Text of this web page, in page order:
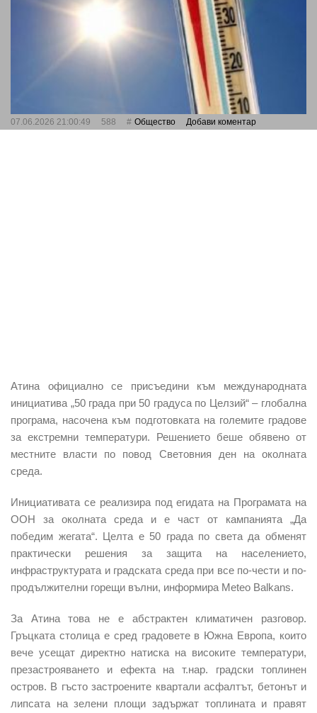
07.06.2026 21:00:49 588 Общество Добави коментар
Атина официално се присъедини към международната
инициатива „50 града при 50 градуса по Целзий“ – глобална
програма, насочена към подготовката на големите градове
за екстремни температури. Решението беше обявено от
местните власти по повод Световния ден на околната
среда.
Инициативата се реализира под егидата на Програмата на
ООН за околната среда и е част от кампанията „Да
победим жегата“. Целта е 50 града по света да обменят
практически решения за защита на населението,
инфраструктурата и градската среда при все по-чести и по-
продължителни горещи вълни, информира Meteo Balkans.
За Атина това не е абстрактен климатичен разговор.
Гръцката столица е сред градовете в Южна Европа, които
вече усещат директно натиска на високите температури,
презастрояването и ефекта на т.нар. градски топлинен
остров. В гъсто застроените квартали асфалтът, бетонът и
липсата на зелени площи задържат топлината и правят